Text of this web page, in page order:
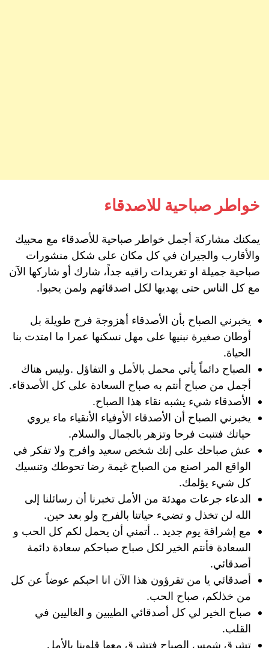
خواطر صباحية للاصدقاء
يمكنك مشاركة أجمل خواطر صباحية للأصدقاء مع محبيك
والأقارب والجيران في كل مكان على شكل منشورات
صباحية جميلة او تغريدات راقيه جداً، شارك أو شاركها الآن
مع كل الناس حتى يهديها لكل اصدقائهم ولمن يحبوا.
يخبرني الصباح بأن الأصدقاء أهزوجة فرح طويلة بل
أوطان صغيرة نبنيها على مهل نسكنها عمرا ما امتدت بنا
الحياة.
الصباح دائماً يأتي محمل بالأمل و التفاؤل .وليس هناك
أجمل من صباح أنتم به صباح السعادة على كل الأصدقاء.
الأصدقاء شيء يشبه نقاء هذا الصباح.
يخبرني الصباح أن الأصدقاء الأوفياء الأنقياء ماء يروي
حياتك فتنبت فرحا وتزهر بالجمال والسلام.
عش صباحك على إنك شخص سعيد وافرح ولا تفكر في
الواقع المر اصنع من الصباح غيمة رضا تحوطك وتنسيك
كل شيء يؤلمك.
الدعاء جرعات مهدئة من الأمل تخبرنا أن رسائلنا إلى
الله لن تخذل و تضيء حياتنا بالفرح ولو بعد حين.
مع إشراقة يوم جديد .. أتمني أن يحمل لكم كل الحب و
السعادة فأنتم الخير لكل صباح صباحكم سعادة دائمة
أصدقائي.
أصدقائي يا من تقرؤون هذا الآن انا احبكم عوضاً عن كل
من خذلكم، صباح الحب.
صباح الخير لي كل أصدقائي الطيبين و الغاليين في
القلب.
تشرق شمس الصباح فتشرق معها قلوبنا بالأمل